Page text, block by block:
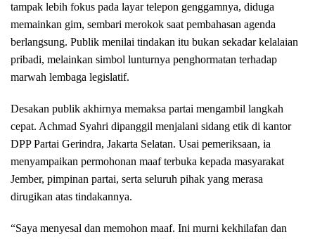
tampak lebih fokus pada layar telepon genggamnya, diduga
memainkan gim, sembari merokok saat pembahasan agenda
berlangsung. Publik menilai tindakan itu bukan sekadar kelalaian
pribadi, melainkan simbol lunturnya penghormatan terhadap
marwah lembaga legislatif.
Desakan publik akhirnya memaksa partai mengambil langkah
cepat. Achmad Syahri dipanggil menjalani sidang etik di kantor
DPP Partai Gerindra, Jakarta Selatan. Usai pemeriksaan, ia
menyampaikan permohonan maaf terbuka kepada masyarakat
Jember, pimpinan partai, serta seluruh pihak yang merasa
dirugikan atas tindakannya.
“Saya menyesal dan memohon maaf. Ini murni kekhilafan dan